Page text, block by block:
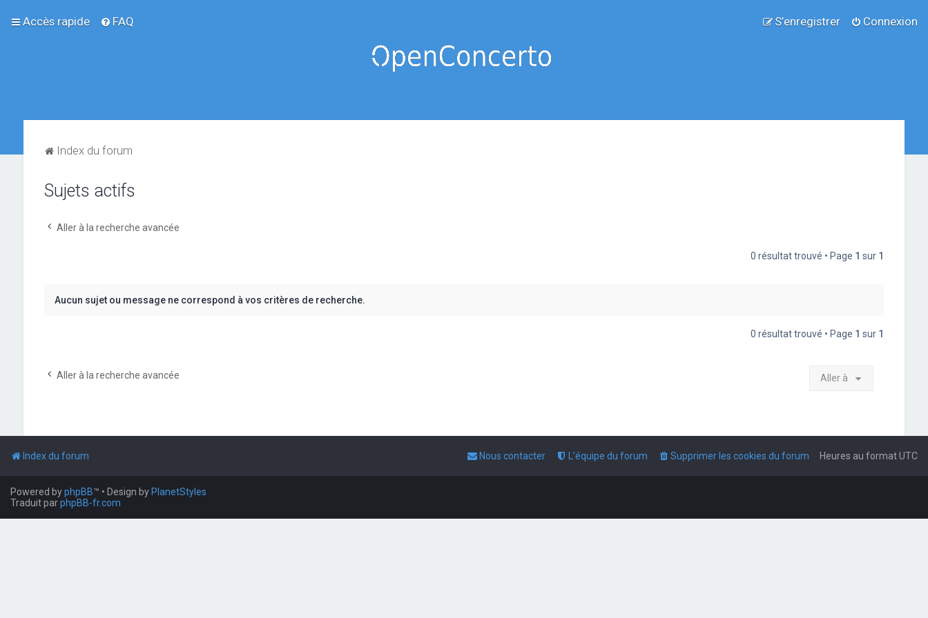
Accès rapide FAQ Connexion
S’enregistrer
Index du forum
Sujets actifs
Aller à la recherche avancée
0 résultat trouvé • Page 1 sur 1
Aucun sujet ou message ne correspond à vos critères de recherche.
0 résultat trouvé • Page 1 sur 1
Aller à la recherche avancée Aller à
Index du forum Heures au formatUTC
Supprimer les cookies du forum
L’équipe du forum
Nous contacter
Powered byphpBB™ • Design by PlanetStyles
Traduit parphpBB-fr.com